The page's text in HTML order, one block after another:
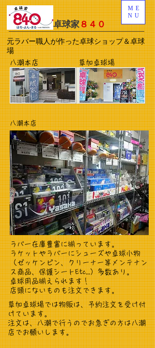
卓球家８４０
元ラバー職人が作った卓球ショップ＆卓球
場
ME
NU
八潮本店 草加卓球場
八潮本店
ラバー在庫豊富に揃っています。
ラケットやラバーにシューズや卓球小物
（ゼッケンピン、クリーナー等メンテナン
ス商品、保護シートEtc...）多数あり。
卓球用品揃えられます！
​店頭にないものも注文できます。
草加卓球場では物販は、予約注文を受け付
けています。
​注文は、八潮で行うのでお急ぎの方は八潮
店でお願いします。